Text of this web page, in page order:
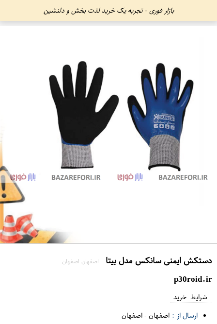
بازار فوری - تجربه یک خرید لذت بخش و دلنشین
دستکش ایمنی سانکس مدل بیتا اصفهان اصفهان
p30roid.ir
شرایط خرید
ارسال از : اصفهان-اصفهان